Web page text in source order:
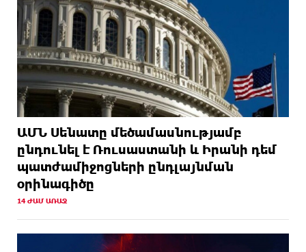
ԱՄՆ Սենատը մեծամասնությամբ
ընդունել է Ռուսաստանի և Իրանի դեմ
պատժամիջոցների ընդլայնման
օրինագիծը
14 ԺԱՄ ԱՌԱՋ